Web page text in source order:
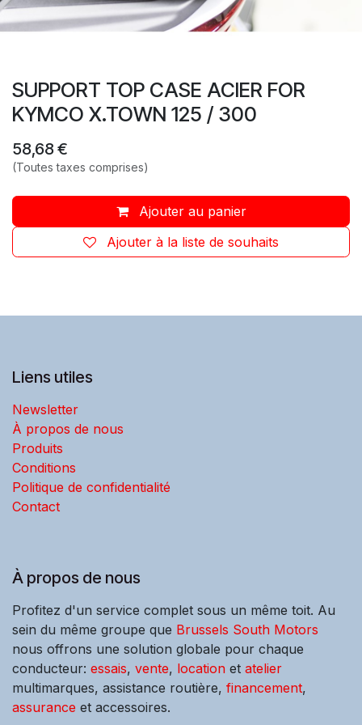
SUPPORT TOP CASE ACIER FOR
KYMCO X.TOWN 125 / 300
58,68€
(Toutes taxes comprises)
Ajouter au panier
Ajouter à la liste de souhaits
Liens utiles
Newsletter
À propos de nous
Produits
Conditions
Politique de confidentialité
Contact
À propos de nous
Profitez d'un service complet sous un même toit. Au
sein du même groupe que Brussels South Motors
nous offrons une solution globale pour chaque
conducteur: essais, vente, location et atelier
multimarques, assistance routière, financement,
assurance et accessoires.